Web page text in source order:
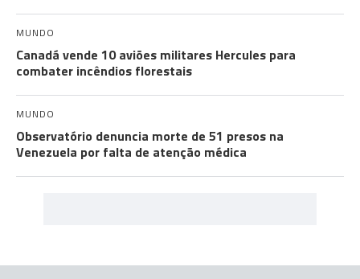
MUNDO
Canadá vende 10 aviões militares Hercules para
combater incêndios florestais
MUNDO
Observatório denuncia morte de 51 presos na
Venezuela por falta de atenção médica